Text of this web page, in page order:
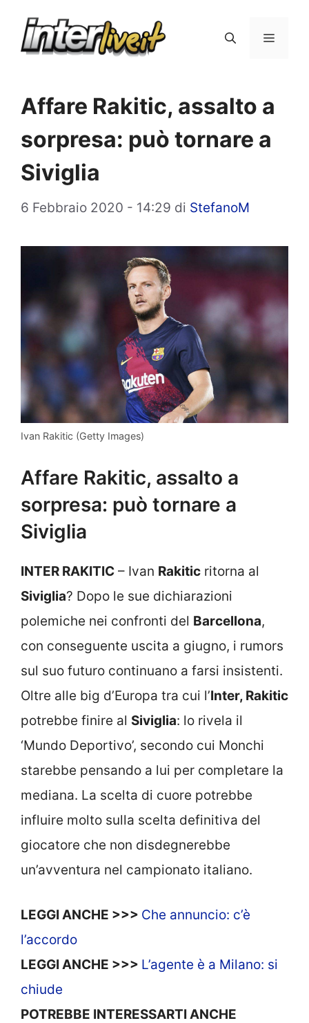
Menu
Affare Rakitic, assalto a
sorpresa: può tornare a
Siviglia
6 Febbraio 2020 - 14:29 di StefanoM
Ivan Rakitic (Getty Images)
Affare Rakitic, assalto a
sorpresa: può tornare a
Siviglia
INTER RAKITIC – Ivan Rakitic ritorna al
Siviglia? Dopo le sue dichiarazioni
polemiche nei confronti del Barcellona,
con conseguente uscita a giugno, i rumors
sul suo futuro continuano a farsi insistenti.
Oltre alle big d’Europa tra cui l’Inter, Rakitic
potrebbe finire al Siviglia: lo rivela il
‘Mundo Deportivo’, secondo cui Monchi
starebbe pensando a lui per completare la
mediana. La scelta di cuore potrebbe
influire molto sulla scelta definitiva del
giocatore che non disdegnerebbe
un’avventura nel campionato italiano.
LEGGI ANCHE >>> Che annuncio: c’è
l’accordo
LEGGI ANCHE >>> L’agente è a Milano: si
chiude
POTREBBE INTERESSARTI ANCHE